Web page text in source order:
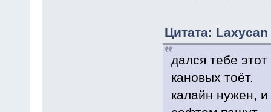
Цитата: Laxycan
дался тебе
кановых тоёт.
калайн нужен,